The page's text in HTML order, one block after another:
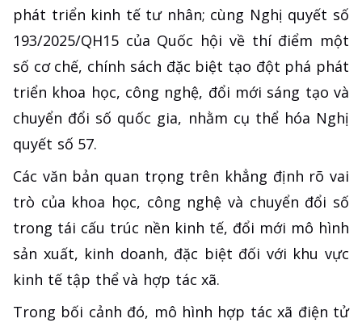
phát triển kinh tế tư nhân; cùng Nghị quyết số
193/2025/QH15 của Quốc hội về thí điểm một
số cơ chế, chính sách đặc biệt tạo đột phá phát
triển khoa học, công nghệ, đổi mới sáng tạo và
chuyển đổi số quốc gia, nhằm cụ thể hóa Nghị
quyết số 57.
Các văn bản quan trọng trên khẳng định rõ vai
trò của khoa học, công nghệ và chuyển đổi số
trong tái cấu trúc nền kinh tế, đổi mới mô hình
sản xuất, kinh doanh, đặc biệt đối với khu vực
kinh tế tập thể và hợp tác xã.
Trong bối cảnh đó, mô hình hợp tác xã điện tử